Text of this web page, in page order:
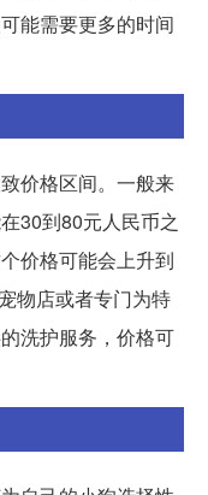
能需要更多的时间
价格区间。一般来
30到80元人民币之
价格可能会上升到
物店或者专门为特
洗护服务，价格可